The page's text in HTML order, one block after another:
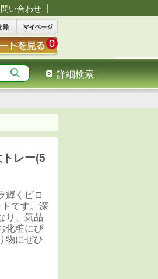
い合わせ
0
詳細検索
レー(5
輝くビロ
です。深
り、気品
化粧にぴ
物にぜひ